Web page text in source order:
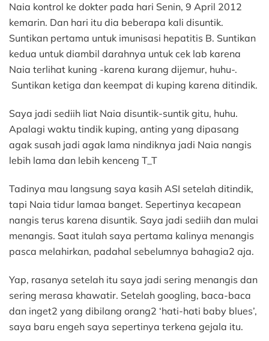
Naia kontrol ke dokter pada hari Senin, 9 April 2012
kemarin. Dan hari itu dia beberapa kali disuntik.
Suntikan pertama untuk imunisasi hepatitis B. Suntikan
kedua untuk diambil darahnya untuk cek lab karena
Naia terlihat kuning -karena kurang dijemur, huhu-.
Suntikan ketiga dan keempat di kuping karena ditindik.
Saya jadi sediih liat Naia disuntik-suntik gitu, huhu.
Apalagi waktu tindik kuping, anting yang dipasang
agak susah jadi agak lama nindiknya jadi Naia nangis
lebih lama dan lebih kenceng T_T
Tadinya mau langsung saya kasih ASI setelah ditindik,
tapi Naia tidur lamaa banget. Sepertinya kecapean
nangis terus karena disuntik. Saya jadi sediih dan mulai
menangis. Saat itulah saya pertama kalinya menangis
pasca melahirkan, padahal sebelumnya bahagia2 aja.
Yap, rasanya setelah itu saya jadi sering menangis dan
sering merasa khawatir. Setelah googling, baca-baca
dan inget2 yang dibilang orang2 ‘hati-hati baby blues’,
saya baru engeh saya sepertinya terkena gejala itu.